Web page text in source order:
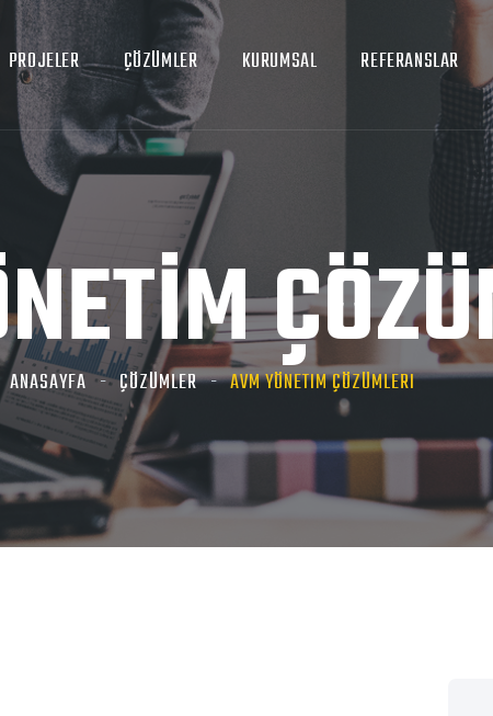
PROJELER ÇÖZÜMLER KURUMSAL REFERANSLAR
ANASAYFA ÇÖZÜMLER AVM YÖNETIM ÇÖZÜMLERI